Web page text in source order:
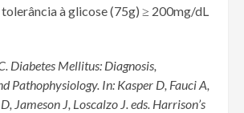
tolerância à glicose (75g) ≥ 200mg/dL
Diabetes Mellitus: Diagnosis,
Pathophysiology. In: Kasper D, Fauci A,
Jameson J, Loscalzo J.eds. Harrison’s